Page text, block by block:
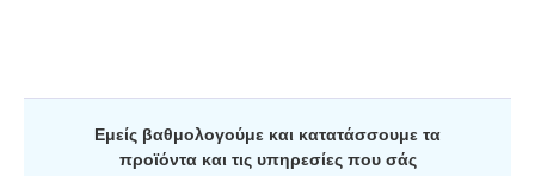
Εμείς βαθμολογούμε και κατατάσσουμε τα
προϊόντα και τις υπηρεσίες που σάς